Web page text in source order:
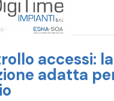
accessi: la
adatta